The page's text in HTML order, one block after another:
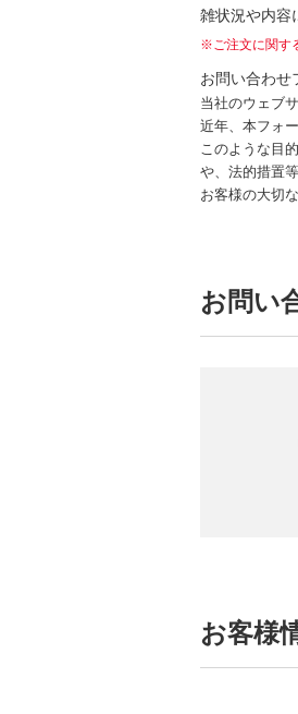
雑状況や内容
※ご注文に関す
お問い合わせ
当社のウェブ
近年、本フォ
このような目
や、法的措置
お客様の大切
お問い
お客様